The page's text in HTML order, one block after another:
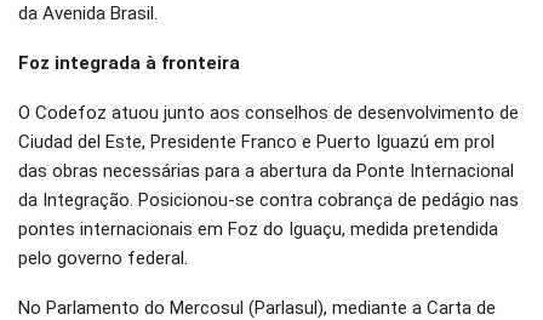
da Avenida Brasil.
Foz integrada à fronteira
O Codefoz atuou junto aos conselhos de desenvolvimento de
Ciudad del Este, Presidente Franco e Puerto Iguazú em prol
das obras necessárias para a abertura da Ponte Internacional
da Integração. Posicionou-se contra cobrança de pedágio nas
pontes internacionais em Foz do Iguaçu, medida pretendida
pelo governo federal.
No Parlamento do Mercosul (Parlasul), mediante a Carta de